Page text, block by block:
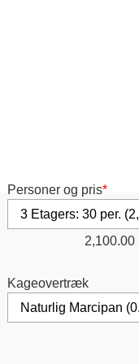
Personer og pris*
2,100.00
Kageovertræk